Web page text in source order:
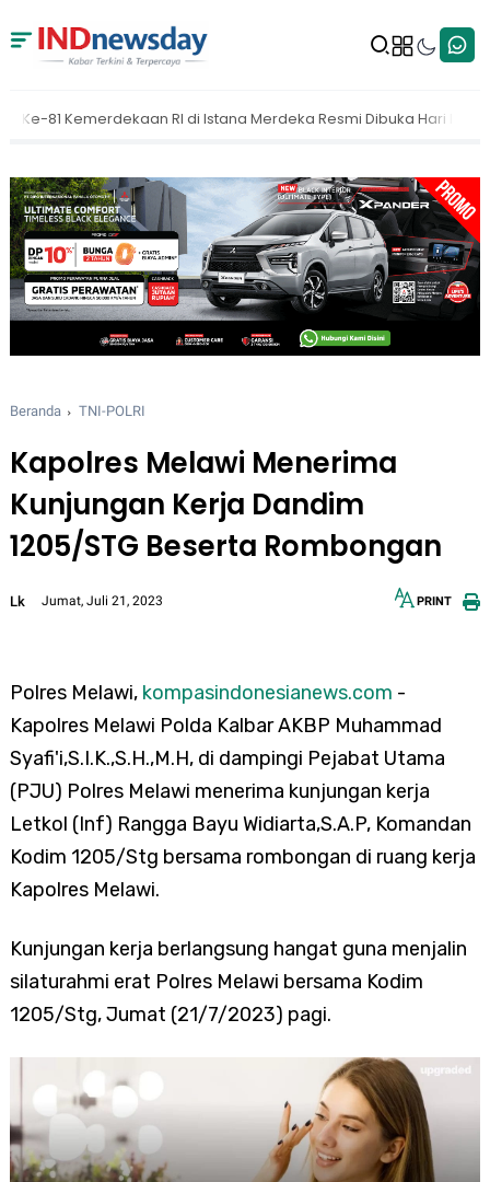
Merdeka Resmi Dibuka Hari Ini 5 Agustus 2026 MAKI Dorong
Beranda TNI-POLRI
Kapolres Melawi Menerima
Kunjungan Kerja Dandim
1205/STG Beserta Rombongan
Lk Jumat, Juli 21, 2023 PRINT
Polres Melawi, kompasindonesianews.com -
Kapolres Melawi Polda Kalbar AKBP Muhammad
Syafi'i,S.I.K.,S.H.,M.H, di dampingi Pejabat Utama
(PJU) Polres Melawi menerima kunjungan kerja
Letkol (Inf) Rangga Bayu Widiarta,S.A.P, Komandan
Kodim 1205/Stg bersama rombongan di ruang kerja
Kapolres Melawi.
Kunjungan kerja berlangsung hangat guna menjalin
silaturahmi erat Polres Melawi bersama Kodim
1205/Stg, Jumat (21/7/2023) pagi.